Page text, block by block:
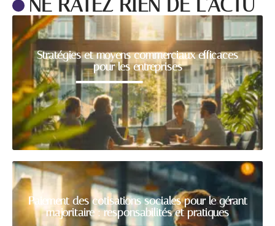
Stratégies et moyens commerciaux efficaces
pour les entreprises
Paiement des cotisations sociales pour le gérant
majoritaire : responsabilités et pratiques